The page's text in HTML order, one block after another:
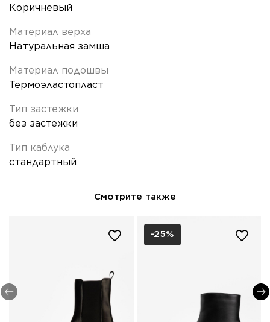
Коричневый
Материал верха
Натуральная замша
Материал подошвы
Термоэластопласт
Тип застежки
без застежки
Тип каблука
стандартный
Смотрите также
-25%